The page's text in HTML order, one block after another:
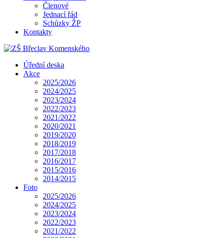
Členové
Jednací řád
Schůzky ŽP
Kontakty
Úřední deska
Akce
2025/2026
2024/2025
2023/2024
2022/2023
2021/2022
2020/2021
2019/2020
2018/2019
2017/2018
2016/2017
2015/2016
2014/2015
Foto
2025/2026
2024/2025
2023/2024
2022/2023
2021/2022